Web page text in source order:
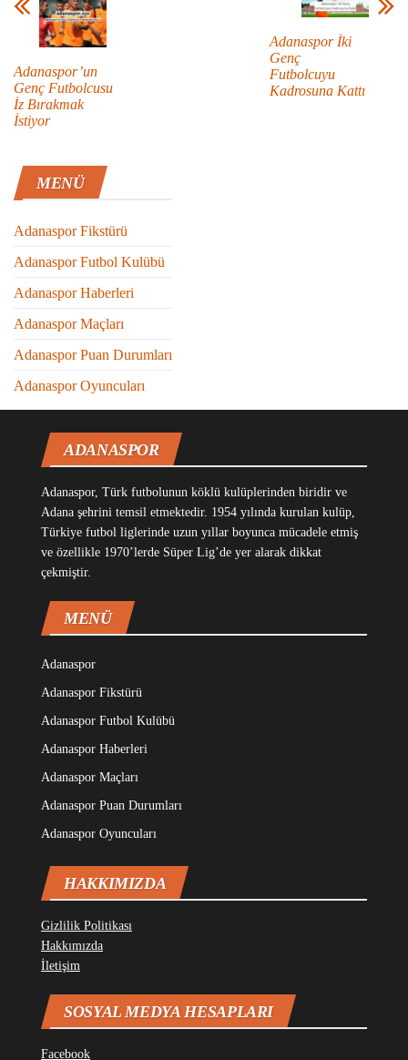
Adanaspor’un
Genç Futbolcusu
İz Bırakmak
İstiyor
Adanaspor İki
Genç
Futbolcuyu
Kadrosuna Kattı
MENÜ
Adanaspor Fikstürü
Adanaspor Futbol Kulübü
Adanaspor Haberleri
Adanaspor Maçları
Adanaspor Puan Durumları
Adanaspor Oyuncuları
ADANASPOR
Adanaspor, Türk futbolunun köklü kulüplerinden biridir ve
Adana şehrini temsil etmektedir. 1954 yılında kurulan kulüp,
Türkiye futbol liglerinde uzun yıllar boyunca mücadele etmiş
ve özellikle 1970’lerde Süper Lig’de yer alarak dikkat
çekmiştir.
MENÜ
Adanaspor
Adanaspor Fikstürü
Adanaspor Futbol Kulübü
Adanaspor Haberleri
Adanaspor Maçları
Adanaspor Puan Durumları
Adanaspor Oyuncuları
HAKKIMIZDA
Gizlilik Politikası
Hakkımızda
İletişim
SOSYAL MEDYA HESAPLARI
Facebook